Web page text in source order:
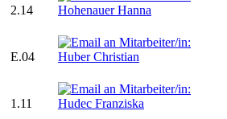
2.14
E.04
1.11